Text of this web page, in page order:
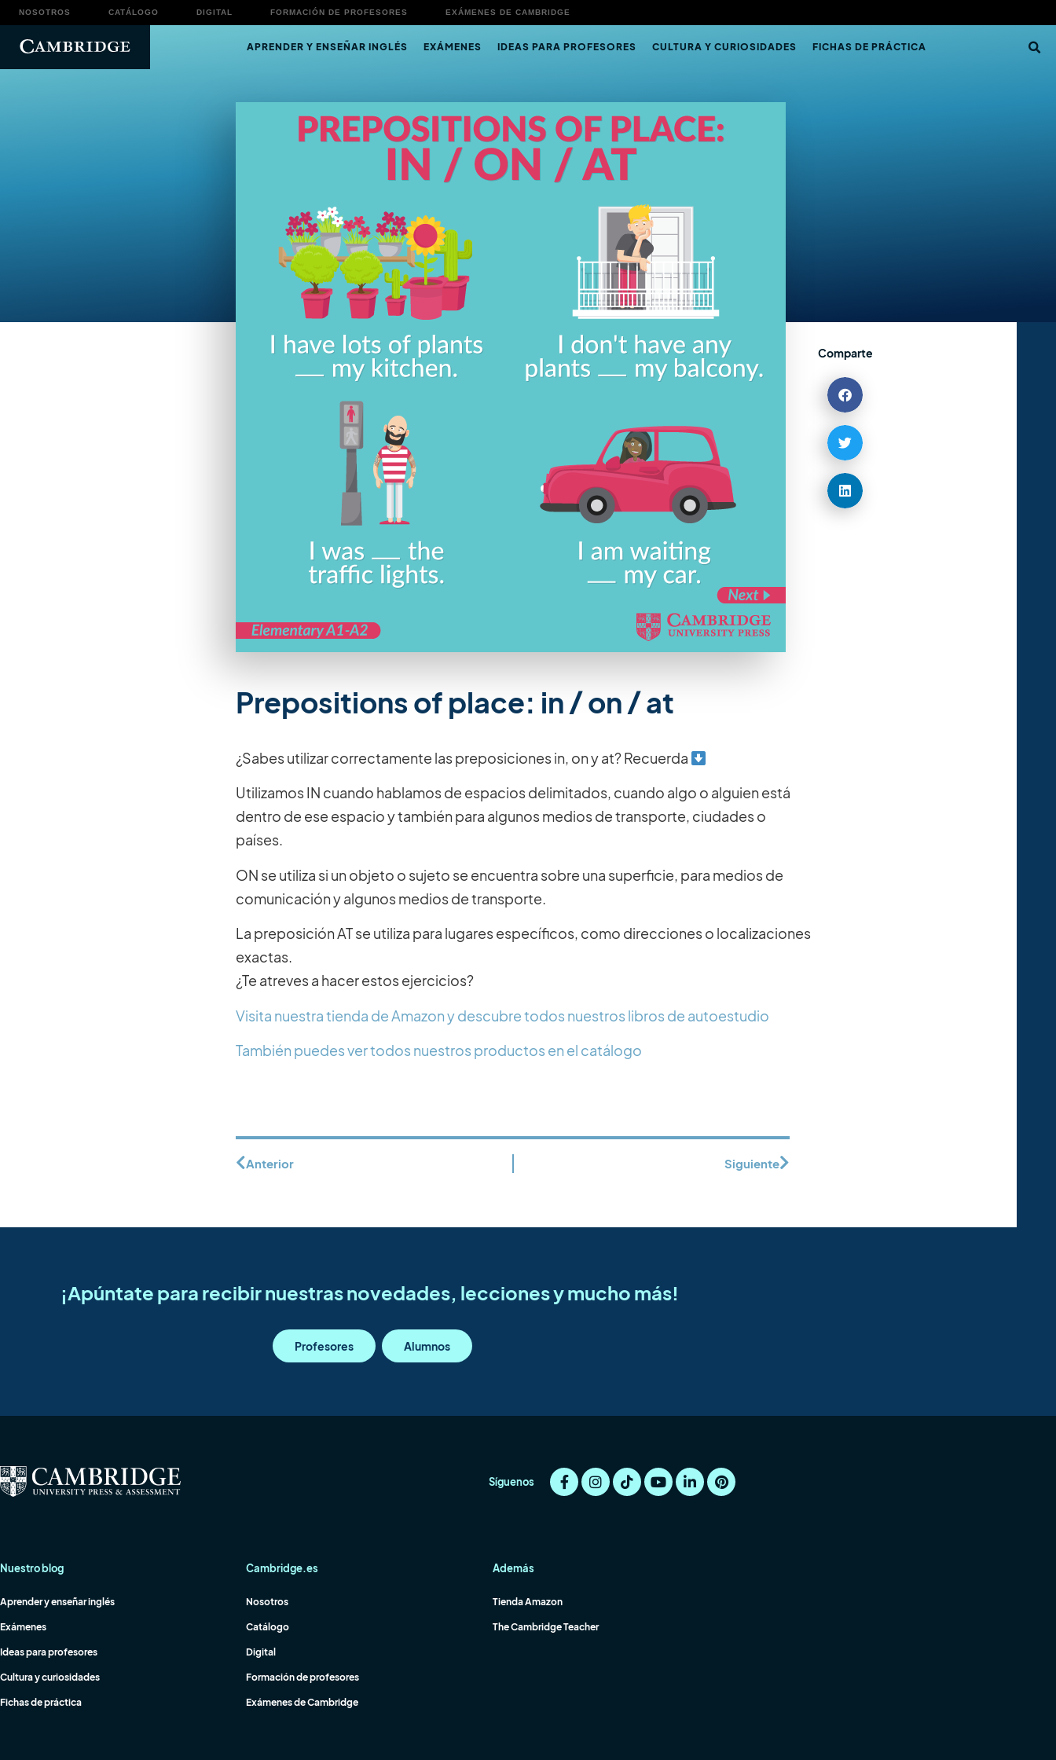
NOSOTROS CATÁLOGO DIGITAL FORMACIÓN DE PROFESORES EXÁMENES DE CAMBRIDGE
APRENDER Y ENSEÑAR INGLÉS EXÁMENES IDEAS PARA PROFESORES CULTURA Y CURIOSIDADES FICHAS DE PRÁCTICA
Prepositions of place: in / on / at
¿Sabes utilizar correctamente las preposiciones in, on y at? Recuerda
Utilizamos IN cuando hablamos de espacios delimitados, cuando algo o alguien está
dentro de ese espacio y también para algunos medios de transporte, ciudades o
países.
ON se utiliza si un objeto o sujeto se encuentra sobre una superficie, para medios de
comunicación y algunos medios de transporte.
La preposición AT se utiliza para lugares específicos, como direcciones o localizaciones
exactas.
¿Te atreves a hacer estos ejercicios?
Visita nuestra tienda de Amazon y descubre todos nuestros libros de autoestudio
También puedes ver todos nuestros productos en el catálogo
Comparte
Anterior Siguiente
¡Apúntate para recibir nuestras novedades, lecciones y mucho más!
Profesores Alumnos
Síguenos
Nuestro blog
Aprender y enseñar inglés
Exámenes
Ideas para profesores
Cultura y curiosidades
Fichas de práctica
Cambridge.es
Nosotros
Catálogo
Digital
Formación de profesores
Exámenes de Cambridge
Además
Tienda Amazon
The Cambridge Teacher